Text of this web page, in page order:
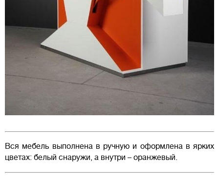
Вся мебель выполнена в ручную и оформлена в ярких
цветах: белый снаружи, а внутри – оранжевый.